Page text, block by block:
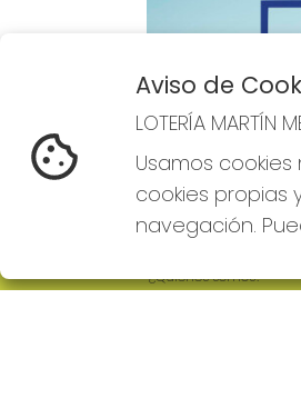
Imagen
LOTERÍA MARTÍN
¿Quiénes somos?
Aviso de
LOTERÍA
Usamos
cookies propias
navegación.